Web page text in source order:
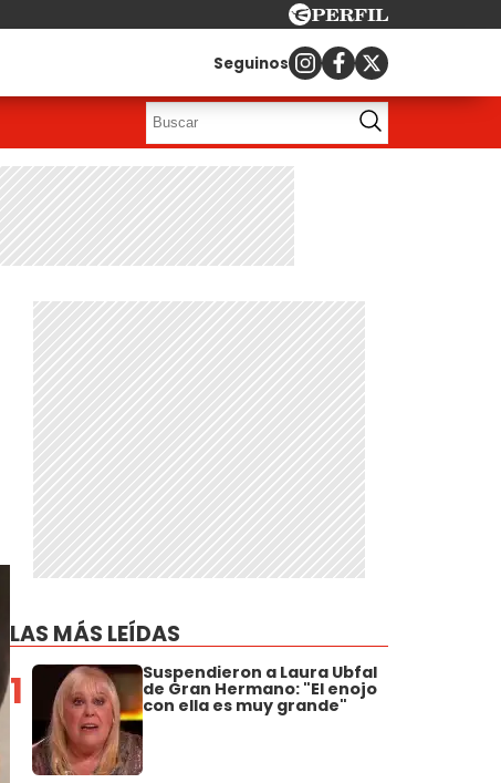
Seguinos
LAS MÁS LEÍDAS
1 Suspendieron a Laura Ubfal
de Gran Hermano: "El enojo
con ella es muy grande"